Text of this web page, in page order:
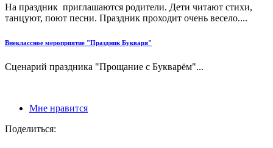
На праздник приглашаются родители. Дети читают стихи,
танцуют, поют песни. Праздник проходит очень весело....
Внеклассное мероприятие "Праздник Букваря"
Сценарий праздника "Прощание с Букварём"...
Мне нравится
Поделиться: